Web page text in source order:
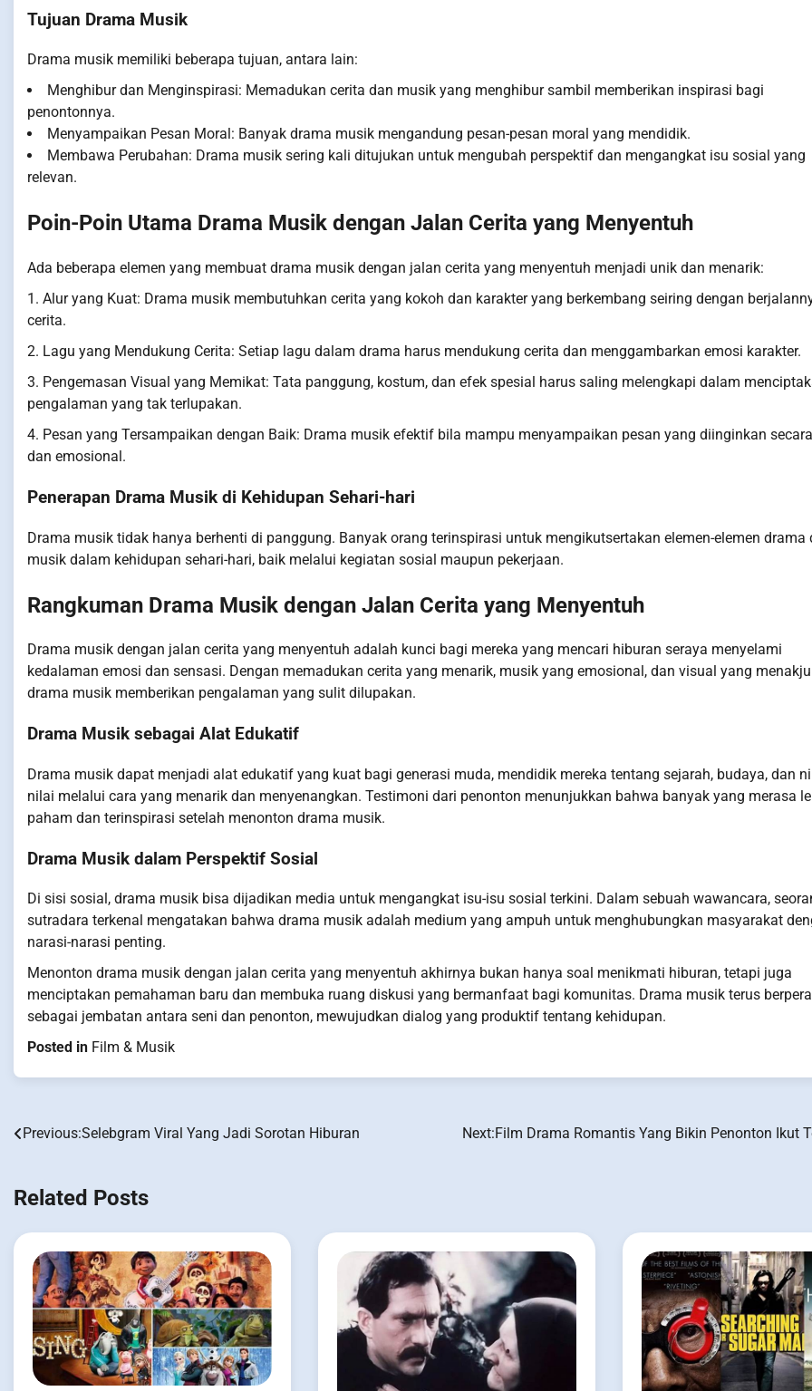
Tujuan Drama Musik
Drama musik memiliki beberapa tujuan, antara lain:
Menghibur dan Menginspirasi: Memadukan cerita dan musik yang menghibur sambil memberikan inspirasi bagi
penontonnya.
Menyampaikan Pesan Moral: Banyak drama musik mengandung pesan-pesan moral yang mendidik.
Membawa Perubahan: Drama musik sering kali ditujukan untuk mengubah perspektif dan mengangkat isu sosial yang
relevan.
Poin-Poin Utama Drama Musik dengan Jalan Cerita yang Menyentuh
Ada beberapa elemen yang membuat drama musik dengan jalan cerita yang menyentuh menjadi unik dan menarik:
1. Alur yang Kuat: Drama musik membutuhkan cerita yang kokoh dan karakter yang berkembang seiring dengan
cerita.
2. Lagu yang Mendukung Cerita: Setiap lagu dalam drama harus mendukung cerita dan menggambarkan emosi karakter.
3. Pengemasan Visual yang Memikat: Tata panggung, kostum, dan efek spesial harus saling melengkapi dalam
pengalaman yang tak terlupakan.
4. Pesan yang Tersampaikan dengan Baik: Drama musik efektif bila mampu menyampaikan pesan yang diinginkan
dan emosional.
Penerapan Drama Musik di Kehidupan Sehari-hari
Drama musik tidak hanya berhenti di panggung. Banyak orang terinspirasi untuk mengikutsertakan elemen-elemen drama
musik dalam kehidupan sehari-hari, baik melalui kegiatan sosial maupun pekerjaan.
Rangkuman Drama Musik dengan Jalan Cerita yang Menyentuh
Drama musik dengan jalan cerita yang menyentuh adalah kunci bagi mereka yang mencari hiburan seraya menyelami
kedalaman emosi dan sensasi. Dengan memadukan cerita yang menarik, musik yang emosional, dan visual yang
drama musik memberikan pengalaman yang sulit dilupakan.
Drama Musik sebagai Alat Edukatif
Drama musik dapat menjadi alat edukatif yang kuat bagi generasi muda, mendidik mereka tentang sejarah, budaya, dan
nilai melalui cara yang menarik dan menyenangkan. Testimoni dari penonton menunjukkan bahwa banyak yang merasa
paham dan terinspirasi setelah menonton drama musik.
Drama Musik dalam Perspektif Sosial
Di sisi sosial, drama musik bisa dijadikan media untuk mengangkat isu-isu sosial terkini. Dalam sebuah wawancara,
sutradara terkenal mengatakan bahwa drama musik adalah medium yang ampuh untuk menghubungkan masyarakat
narasi-narasi penting.
Menonton drama musik dengan jalan cerita yang menyentuh akhirnya bukan hanya soal menikmati hiburan, tetapi juga
menciptakan pemahaman baru dan membuka ruang diskusi yang bermanfaat bagi komunitas. Drama musik terus
sebagai jembatan antara seni dan penonton, mewujudkan dialog yang produktif tentang kehidupan.
Posted in Film & Musik
Post
Previous:Selebgram Viral Yang Jadi Sorotan Hiburan Next:Film Drama Romantis Yang Bikin Penonton Ikut
Related Posts